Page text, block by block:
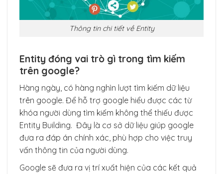
Thông tin chi tiết về Entity
Entity đóng vai trò gì trong tìm kiếm
trên google?
Hàng ngày, có hàng nghìn lượt tìm kiếm dữ liệu
trên google. Để hỗ trợ google hiểu được các từ
khóa người dùng tìm kiếm không thể thiếu được
Entity Building. Đây là cơ sở dữ liệu giúp google
đưa ra đáp án chính xác, phù hợp cho việc truy
vấn thông tin của người dùng.
Google sẽ đưa ra vị trí xuất hiện của các kết quả